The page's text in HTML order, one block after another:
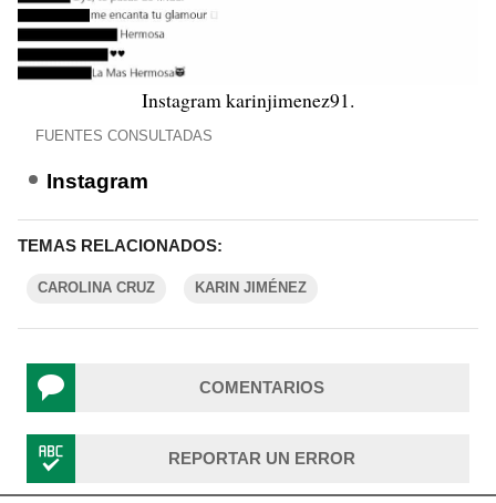
Instagram karinjimenez91.
FUENTES CONSULTADAS
Instagram
TEMAS RELACIONADOS:
CAROLINA CRUZ KARIN JIMÉNEZ
COMENTARIOS
REPORTAR UN ERROR